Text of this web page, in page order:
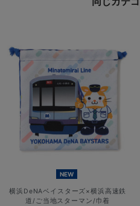
NEW
横浜DeNAベイスターズ×横浜高速鉄
道/ご当地スターマン/巾着